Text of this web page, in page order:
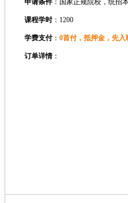
申请条件：国家正规院校，统招
课程学时：1200
学费支付： 0首付，抵押金，先入
订单详情：